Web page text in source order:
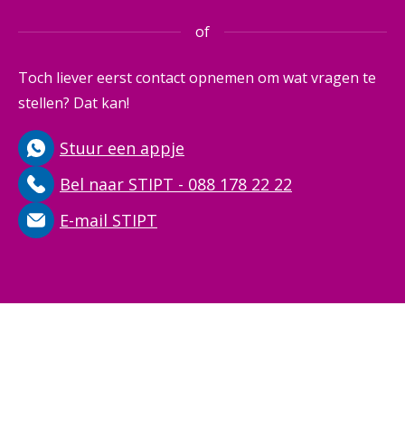
of
Toch liever eerst contact opnemen om wat vragen te
stellen? Dat kan!
Stuur een appje
Bel naar STIPT - 088 178 22 22
E-mail STIPT